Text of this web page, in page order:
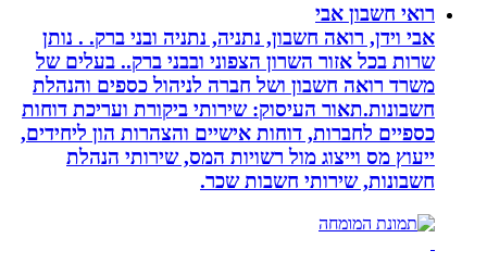
רואי חשבון אבי
אבי וידן, רואה חשבון, נתניה, נתניה ובני ברק. . נותן
שרות בכל אזור השרון הצפוני ובבני ברק.. בעלים של
משרד רואה חשבון ושל חברה לניהול כספים והנהלת
חשבונות.תאור העיסוק: שירותי ביקורת ועריכת דוחות
כספיים לחברות, דוחות אישיים והצהרות הון ליחידים,
ייעוץ מס וייצוג מול רשויות המס, שירותי הנהלת
חשבונות, שירותי חשבות שכר.